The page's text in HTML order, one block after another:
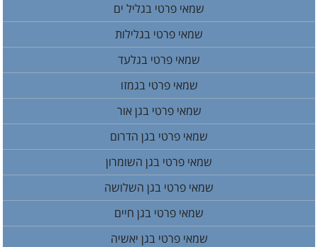
שמאי פרטי בגליל ים
שמאי פרטי בגלילות
שמאי פרטי בגלעד
שמאי פרטי בגמזו
שמאי פרטי בגן אור
שמאי פרטי בגן הדרום
שמאי פרטי בגן השומרון
שמאי פרטי בגן השלושה
שמאי פרטי בגן חיים
שמאי פרטי בגן יאשיה